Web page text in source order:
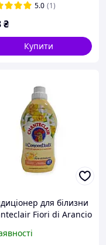
5.0 (1)
₴
Купити
для білизни
Fiori di Arancio